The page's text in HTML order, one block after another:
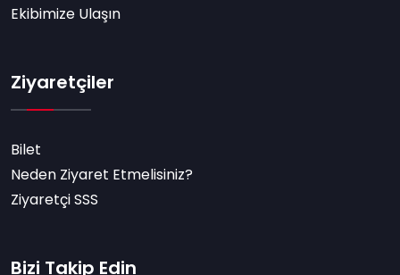
Ekibimize Ulaşın
Ziyaretçiler
Bilet
Neden Ziyaret Etmelisiniz?
Ziyaretçi SSS
Bizi Takip Edin